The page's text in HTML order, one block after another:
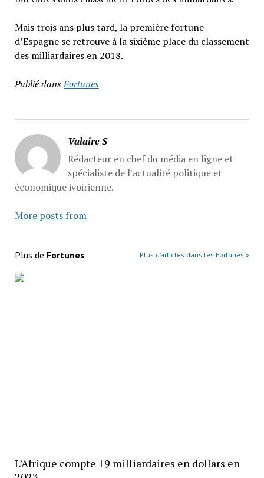
Mais trois ans plus tard, la première fortune
d’Espagne se retrouve à la sixième place du classement
des milliardaires en 2018.
Publié dansFortunes
Valaire S
Rédacteur en chef du média en ligne et
spécialiste de l'actualité politique et
économique ivoirienne.
More posts from
Plus de Fortunes Plus d’articles dans les Fortunes »
L’Afrique compte 19 milliardaires en dollars en